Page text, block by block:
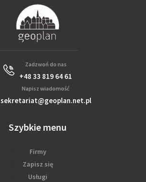
Zadzwoń do nas
+48 33 819 64 61
Napisz wiadomość
sekretariat@geoplan.net.pl
Szybkie menu
Firmy
Zapisz się
Usługi